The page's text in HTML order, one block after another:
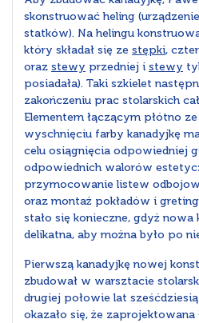
skonstruować heling
statków). Na helingu
który składał się ze stępki,
oraz stewy przedniej i stewy
posiadała). Taki szkielet
zakończeniu prac stolarskich
Elementem łączącym płótno
wyschnięciu farby kanadyjkę
celu osiągnięcia odpowiedniej
odpowiednich walorów
przymocowanie listew
oraz montaż pokładów i
stało się konieczne, gdyż nowa
delikatna, aby można było po
Pierwszą kanadyjkę nowej
zbudował w warsztacie
drugiej połowie lat
okazało się, że zaprojektowana